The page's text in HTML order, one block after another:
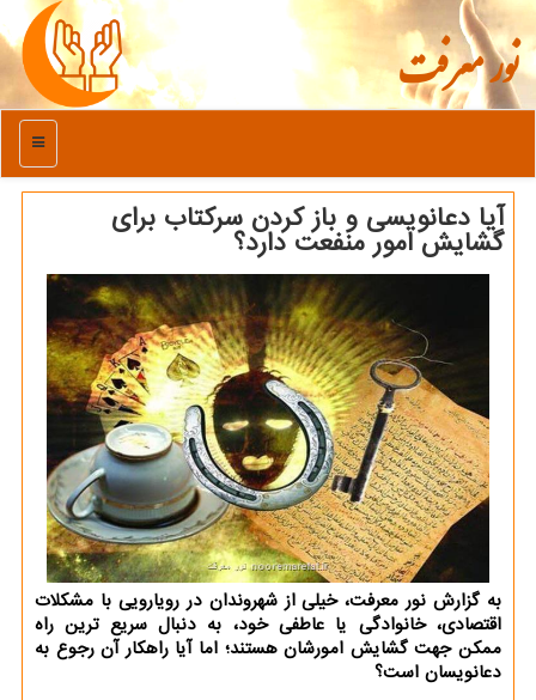
نور معرفت
منو
آیا دعانویسی و باز کردن سرکتاب برای
گشایش امور منفعت دارد؟
به گزارش نور معرفت، خیلی از شهروندان در رویارویی با مشکلات
اقتصادی، خانوادگی یا عاطفی خود، به دنبال سریع ترین راه
ممکن جهت گشایش امورشان هستند؛ اما آیا راهکار آن رجوع به
دعانویسان است؟